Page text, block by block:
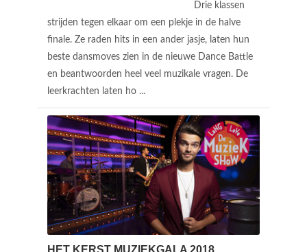
Drie klassen
strijden tegen elkaar om een plekje in de halve
finale. Ze raden hits in een ander jasje, laten hun
beste dansmoves zien in de nieuwe Dance Battle
en beantwoorden heel veel muzikale vragen. De
leerkrachten laten ho ...